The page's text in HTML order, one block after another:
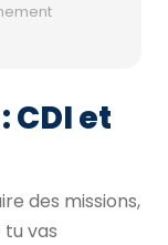
et
des missions,
vas